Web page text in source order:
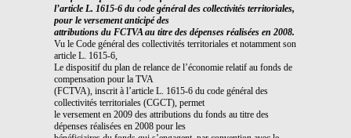
l’article L. 1615-6 du code général des collectivités territoriales,
pour le versement anticipé des
attributions du FCTVA au titre des dépenses réalisées en 2008.
Vu le Code général des collectivités territoriales et notamment son
article L. 1615-6,
Le dispositif du plan de relance de l’économie relatif au fonds de
compensation pour la TVA
(FCTVA), inscrit à l’article L. 1615-6 du code général des
collectivités territoriales (CGCT), permet
le versement en 2009 des attributions du fonds au titre des
dépenses réalisées en 2008 pour les